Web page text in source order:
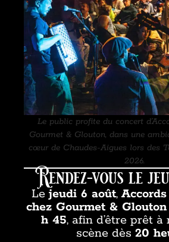
Le public profite du concert
Gourmet & Glouton, dans une
cœur de Chaudes-Aigues lors des
2026.
Rendez-vous le
Le jeudi 6 août,
chez Gourmet & Glouton
h 45, afin d’être prêt
scène dès 20